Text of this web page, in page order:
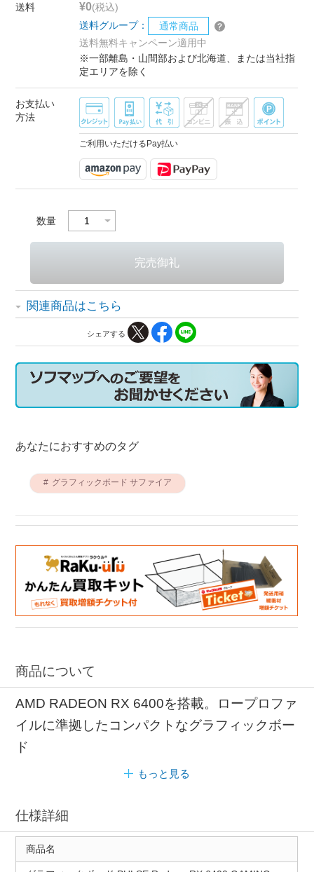
送料 ¥0(税込)
送料グループ：
通常商品
送料無料キャンペーン適用中
※一部離島・山間部および北海道、または当社指
定エリアを除く
お支払い
方法
ご利用いただけるPay払い
数量
関連商品はこちら
シェアする
あなたにおすすめのタグ
グラフィックボード サファイア
商品について
AMD RADEON RX 6400を搭載。ロープロファ
イルに準拠したコンパクトなグラフィックボー
ド
もっと見る
仕様詳細
商品名